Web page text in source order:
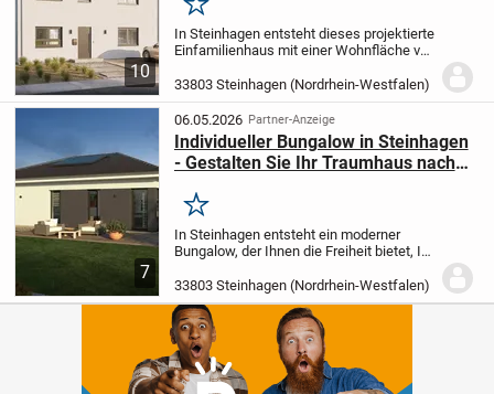
10
Merken
In Steinhagen entsteht dieses projektierte
Einfamilienhaus mit einer Wohnfläche von
- ideal für Familien, die Wert auf Freiraum
legen. Fünf Schlafzimmer, ein...
33803 Steinhagen (Nordrhein-Westfalen)
7
06.05.2026 Partner-Anzeige
Individueller Bungalow in Steinhagen
- Gestalten Sie Ihr Traumhaus nach
Merken
In Steinhagen entsteht ein moderner
Bungalow, der Ihnen die Freiheit bietet, Ihr
zu planen. Die 4 Zimmer verteilen sich auf
einer Ebene und bieten mit ca. 107,17...
33803 Steinhagen (Nordrhein-Westfalen)